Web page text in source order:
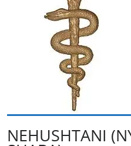
NEHUSHTANI